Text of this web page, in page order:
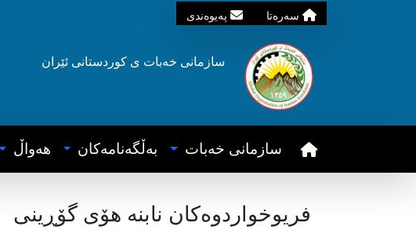
سه‌ره‌تا په‌یوه‌ندی
سازمانی خه‌بات ی کوردستانی ئێران
سازمانی خه‌بات به‌ڵگه‌نامه‌کان هه‌واڵ
فریوخواردوەکان نابنە هۆی گۆڕینی